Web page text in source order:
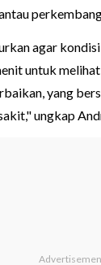
agar
untuk
yang
ungkap